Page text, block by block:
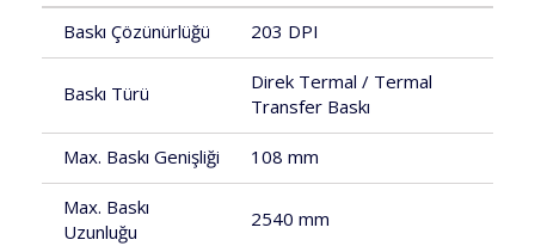
Baskı Çözünürlüğü 203 DPI
Baskı Türü
Direk Termal / Termal
Transfer Baskı
Max. Baskı Genişliği 108 mm
Max. Baskı
Uzunluğu
2540 mm